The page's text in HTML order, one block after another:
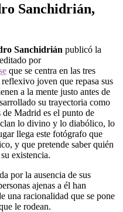
Sanchidrián,
Sanchidrián publicó la
editado por
que se centra en las tres
joven que repasa sus
a la mente justo antes de
su trayectoria como
de Madrid es el punto de
lo divino y lo diabólico, lo
llega este fotógrafo que
y que pretende saber quién
existencia.
por la ausencia de sus
ajenas a él han
una racionalidad que se pone
le rodean.